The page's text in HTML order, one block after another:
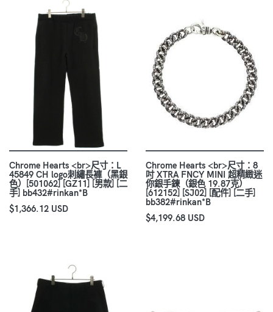
Chrome Hearts <br>尺寸：L
45849 CH logo刺繡長褲（黑銀
色）[501062] [GZ11] [男款] [二
手] bb432#rinkan*B
$1,366.12 USD
Chrome Hearts <br>尺寸：8
吋 XTRA FNCY MINI 超精緻迷
你銀手鍊（銀色 19.87克）
[612152] [SJ02] [配件] [二手]
bb382#rinkan*B
$4,199.68 USD